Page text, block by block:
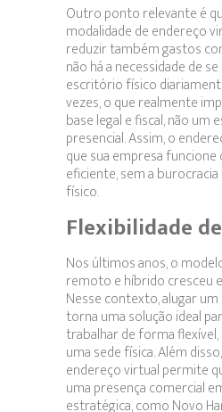
Outro ponto relevante é
modalidade de endereço
reduzir também gastos
não há a necessidade de
escritório físico
vezes, o que realmente
base legal e fiscal, não um
presencial. Assim, o
que sua empresa funcione
eficiente, sem a
físico.
Flexibilidade
Nos últimos anos, o
remoto e híbrido cresceu
Nesse contexto, alugar
torna uma solução ideal
trabalhar de forma
uma sede física. Além
endereço virtual permite
uma presença comercial
estratégica, como Novo